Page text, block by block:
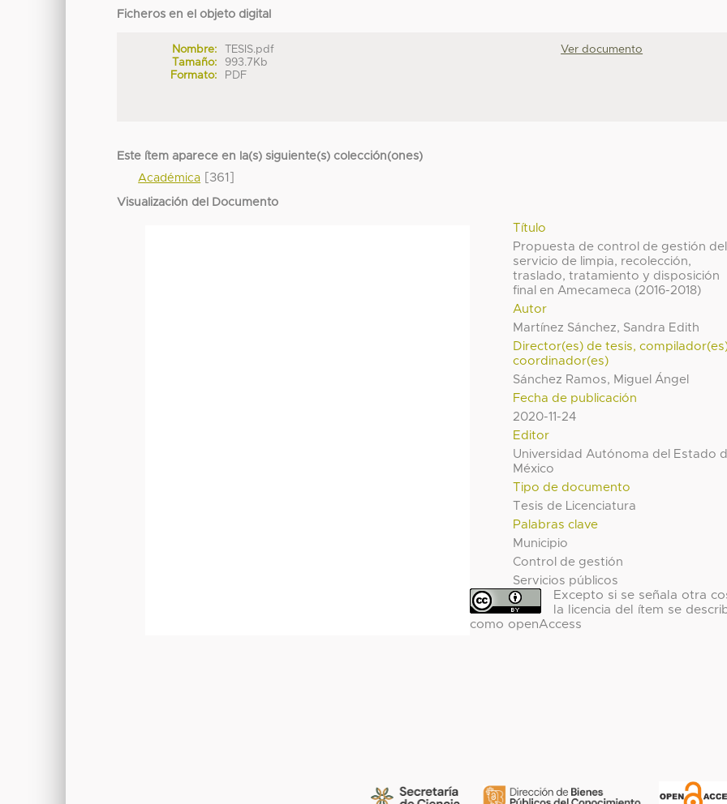
Ficheros en el objeto digital
Nombre:
TESIS.pdf
Tamaño:
993.7Kb
Formato:
PDF
Ver documento
Este ítem aparece en la(s) siguiente(s) colección(ones)
Académica [361]
Visualización del Documento
Título
Propuesta de control de gestión del
servicio de limpia, recolección,
traslado, tratamiento y disposición
final en Amecameca (2016-2018)
Autor
Martínez Sánchez, Sandra Edith
Director(es) de tesis,
coordinador(es)
Sánchez Ramos, Miguel Ángel
Fecha de publicación
2020-11-24
Editor
Universidad Autónoma del Estado
México
Tipo de documento
Tesis de Licenciatura
Palabras clave
Municipio
Control de gestión
Servicios públicos
Excepto si se señala otra
la licencia del ítem se
como openAccess